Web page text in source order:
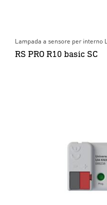
Lampada a sensore per interno
RS PRO R10 basic SC